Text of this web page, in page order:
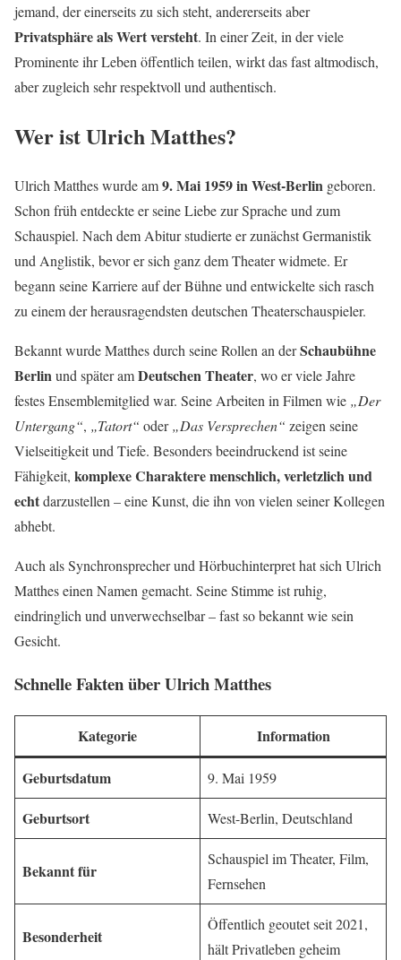
jemand, der einerseits zu sich steht, andererseits aber
Privatsphäre als Wert versteht. In einer Zeit, in der viele
Prominente ihr Leben öffentlich teilen, wirkt das fast altmodisch,
aber zugleich sehr respektvoll und authentisch.
Wer ist Ulrich Matthes?
Ulrich Matthes wurde am9. Mai 1959 in West-Berlin geboren.
Schon früh entdeckte er seine Liebe zur Sprache und zum
Schauspiel. Nach dem Abitur studierte er zunächst Germanistik
und Anglistik, bevor er sich ganz dem Theater widmete. Er
begann seine Karriere auf der Bühne und entwickelte sich rasch
zu einem der herausragendsten deutschen Theaterschauspieler.
Bekannt wurde Matthes durch seine Rollen an derSchaubühne
Berlinund später amDeutschen Theater, wo er viele Jahre
festes Ensemblemitglied war. Seine Arbeiten in Filmen wie „Der
Untergang“, „Tatort“ oder„Das Versprechen“ zeigen seine
Vielseitigkeit und Tiefe. Besonders beeindruckend ist seine
Fähigkeit, komplexe Charaktere menschlich, verletzlich und
echtdarzustellen – eine Kunst, die ihn von vielen seiner Kollegen
abhebt.
Auch als Synchronsprecher und Hörbuchinterpret hat sich Ulrich
Matthes einen Namen gemacht. Seine Stimme ist ruhig,
eindringlich und unverwechselbar – fast so bekannt wie sein
Gesicht.
Schnelle Fakten über Ulrich Matthes
Kategorie Information
Geburtsdatum 9. Mai 1959
Geburtsort West-Berlin, Deutschland
Bekannt für
Schauspiel im Theater, Film,
Fernsehen
Besonderheit
Öffentlich geoutet seit 2021,
hält Privatleben geheim